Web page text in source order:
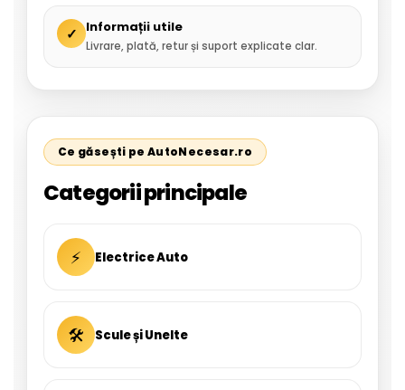
✓ Informații utile
Livrare, plată, retur și suport explicate clar.
Ce găsești pe AutoNecesar.ro
Categorii principale
⚡ Electrice Auto
🛠 Scule și Unelte